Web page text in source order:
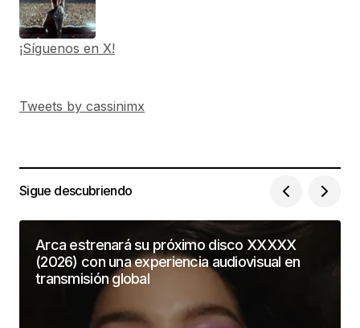
¡Síguenos en X!
Tweets by cassinimx
Sigue descubriendo
Arca estrenará su próximo disco XXXXX
(2026) con una experiencia audiovisual en
transmisión global